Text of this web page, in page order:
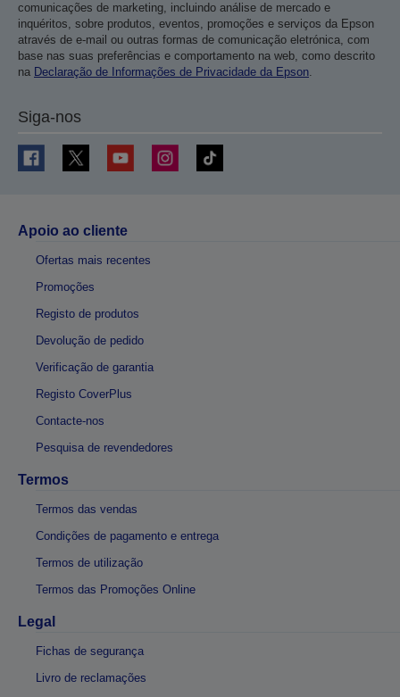
comunicações de marketing, incluindo análise de mercado e
inquéritos, sobre produtos, eventos, promoções e serviços da Epson
através de e-mail ou outras formas de comunicação eletrónica, com
base nas suas preferências e comportamento na web, como descrito
na Declaração de Informações de Privacidade da Epson.
Siga-nos
Apoio ao cliente
Ofertas mais recentes
Promoções
Registo de produtos
Devolução de pedido
Verificação de garantia
Registo CoverPlus
Contacte-nos
Pesquisa de revendedores
Termos
Termos das vendas
Condições de pagamento e entrega
Termos de utilização
Termos das Promoções Online
Legal
Fichas de segurança
Livro de reclamações